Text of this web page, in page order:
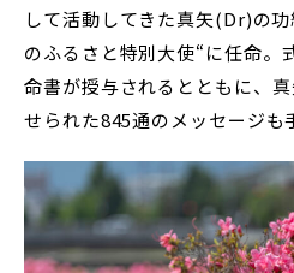
して活動してきた真矢(Dr)の
のふるさと特別大使“に任命。
命書が授与されるとともに、
せられた845通のメッセージも